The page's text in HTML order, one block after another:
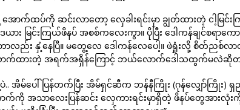
အောက်ထပ်ကို ဆင်းလာတော့ လှေခါးရင်းမှာ ချွတ်ထားတဲ့ ငါ့မြင်
ယား မြင်းကြယ်ဖိနပ် အစစ်ကလေးကွာ။ ပိုပြီး ဒေါကန်ချင်စရ
ာလည်း နှံ့နေပြီ။ မတွေ့လေ ဒေါကန်လေပေါ့။ ဖဲရှုံးလို့ စိတ်ညစ်လာတ
က်ထားတဲ့ အရက်အရှိန်ကြောင့် ဘယ်လောက်ဒေါသထွက်မလဲဆိုတာ
ပဲ.. အိမ်ပေါ်ပြန်တက်ပြီး အိမ်ရှင်ဆီက ဘန်နီကြိုး (ဂုန်လျှော်ကြိုး)
က်ကို အသာလေးပြန်ဆင်း လှေကားရင်းမှာရှိတဲ့ ဖိနပ်တွေအားလုံ